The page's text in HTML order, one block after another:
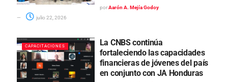
por Aarón A. Mejía Godoy
julio 22, 2026
CAPACITACIONES
La CNBS continúa
fortaleciendo las capacidades
financieras de jóvenes del país
en conjunto con JA Honduras